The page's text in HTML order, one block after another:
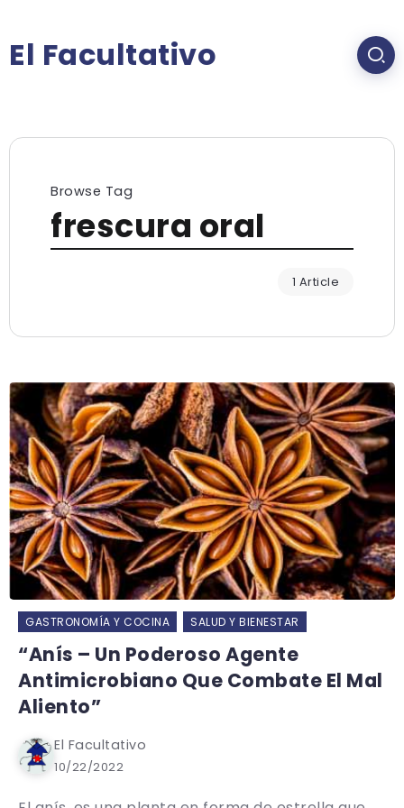
El Facultativo
Browse Tag
frescura oral
1 Article
GASTRONOMÍA Y COCINA SALUD Y BIENESTAR
“Anís – Un Poderoso Agente
Antimicrobiano Que Combate El Mal
Aliento”
El Facultativo
10/22/2022